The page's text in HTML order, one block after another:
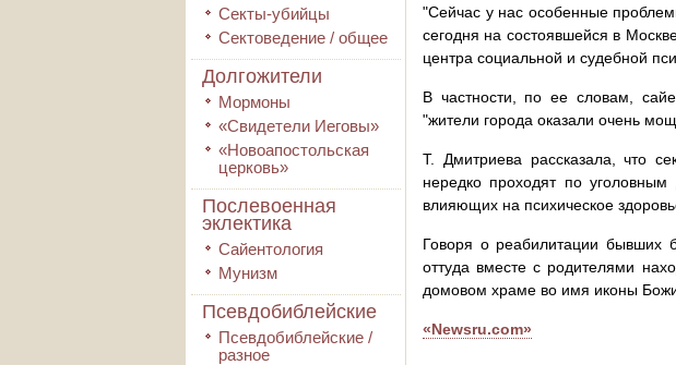
Секты-убийцы
Сектоведение / общее
Долгожители
Мормоны
«Свидетели Иеговы»
«Новоапостольская
церковь»
Послевоенная
эклектика
Сайентология
Мунизм
Псевдобиблейские
Псевдобиблейские /
разное
"Сейчас у нас особенные
сегодня на состоявшейся в
центра социальной и судебной
В частности, по ее словам,
"жители города оказали очень
Т. Дмитриева рассказала, что
нередко проходят по
влияющих на психическое
Говоря о реабилитации бывших
оттуда вместе с родителями
домовом храме во имя иконы
«Newsru.com»